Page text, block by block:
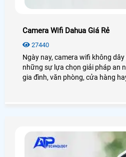
Camera Wifi Dahua Giá Rẻ
27440
Ngày nay, camera wifi không
những sự lựa chọn giải pháp an
gia đình, văn phòng, cửa hàng